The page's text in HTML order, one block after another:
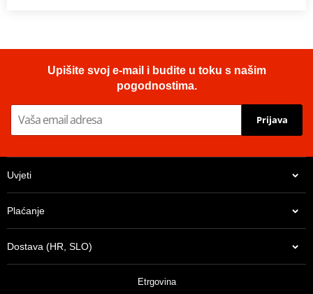
Upišite svoj e-mail i budite u toku s našim
pogodnostima.
Prijava
Uvjeti
Plaćanje
Dostava (HR, SLO)
Etrgovina